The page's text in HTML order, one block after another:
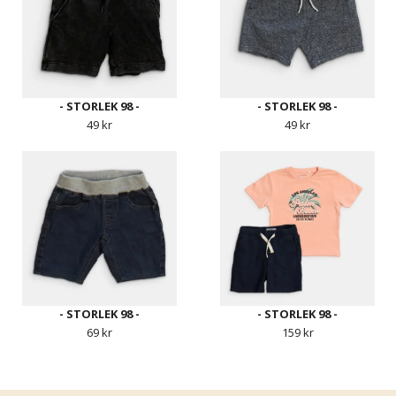
- STORLEK 98 -
49 kr
- STORLEK 98 -
49 kr
- STORLEK 98 -
69 kr
- STORLEK 98 -
159 kr